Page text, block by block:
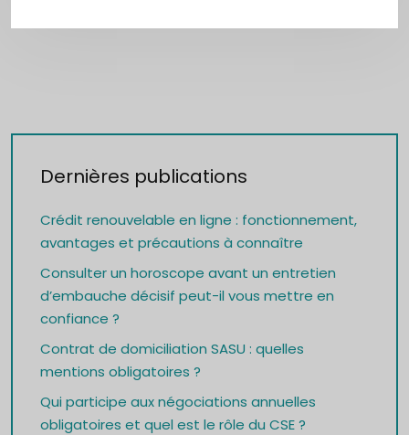
Dernières publications
Crédit renouvelable en ligne : fonctionnement,
avantages et précautions à connaître
Consulter un horoscope avant un entretien
d’embauche décisif peut-il vous mettre en
confiance ?
Contrat de domiciliation SASU : quelles
mentions obligatoires ?
Qui participe aux négociations annuelles
obligatoires et quel est le rôle du CSE ?